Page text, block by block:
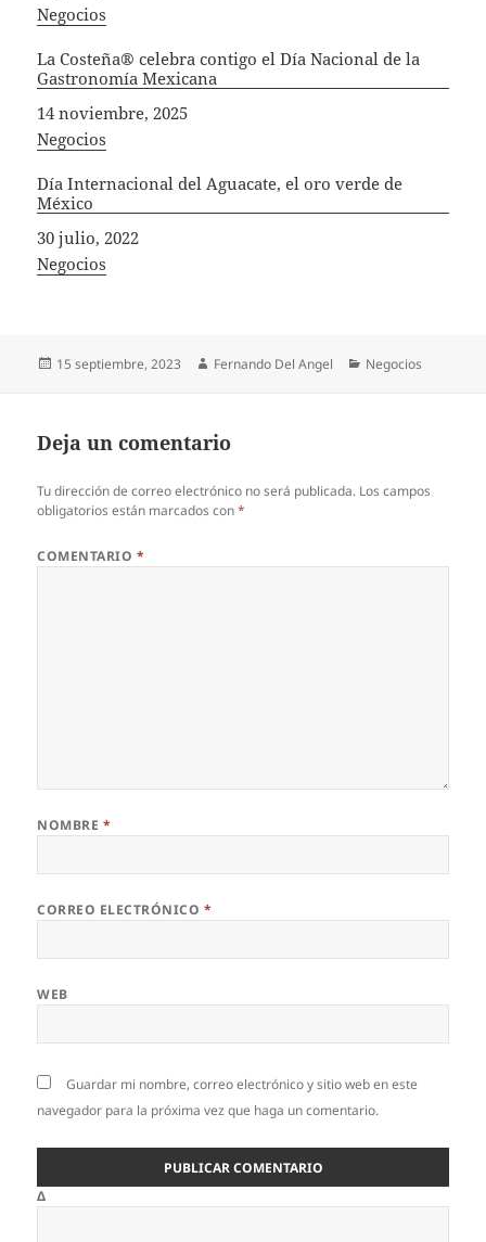
In relation to
Negocios
La Costeña® celebra contigo el Día Nacional de la
Gastronomía Mexicana
Fecha
14 noviembre, 2025
In relation to
Negocios
Día Internacional del Aguacate, el oro verde de
México
Fecha
30 julio, 2022
In relation to
Negocios
Publicado
15 septiembre, 2023 Autor
Fernando Del Angel Categorías
Negocios
Deja un comentario
Tu dirección de correo electrónico no será publicada. Los campos
obligatorios están marcados con*
COMENTARIO *
NOMBRE *
CORREO ELECTRÓNICO *
WEB
Guardar mi nombre, correo electrónico y sitio web en este
navegador para la próxima vez que haga un comentario.
Δ